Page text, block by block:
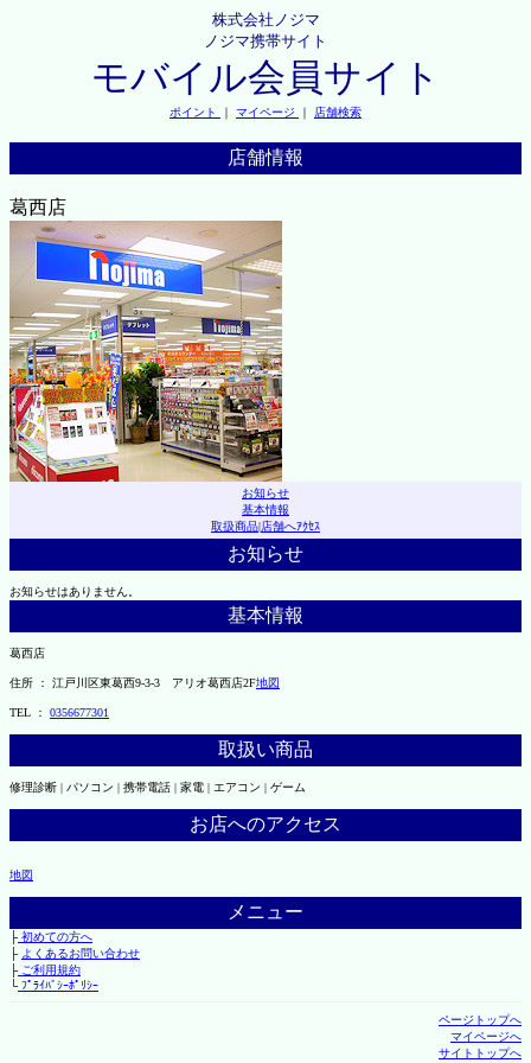
株式会社ノジマ
ノジマ携帯サイト
モバイル会員サイト
ポイント ｜ マイページ ｜ 店舗検索
店舗情報
葛西店
お知らせ
基本情報
取扱商品|店舗へｱｸｾｽ
お知らせ
お知らせはありません。
基本情報
葛西店
住所 ： 江戸川区東葛西9-3-3 アリオ葛西店2F地図
TEL ： 0356677301
取扱い商品
修理診断 | パソコン | 携帯電話 | 家電 | エアコン | ゲーム
お店へのアクセス
地図
メニュー
├初めての方へ
├ よくあるお問い合わせ
├ご利用規約
└ﾌﾟﾗｲﾊﾞｼｰﾎﾟﾘｼｰ
ページトップへ
マイページへ
サイトトップへ